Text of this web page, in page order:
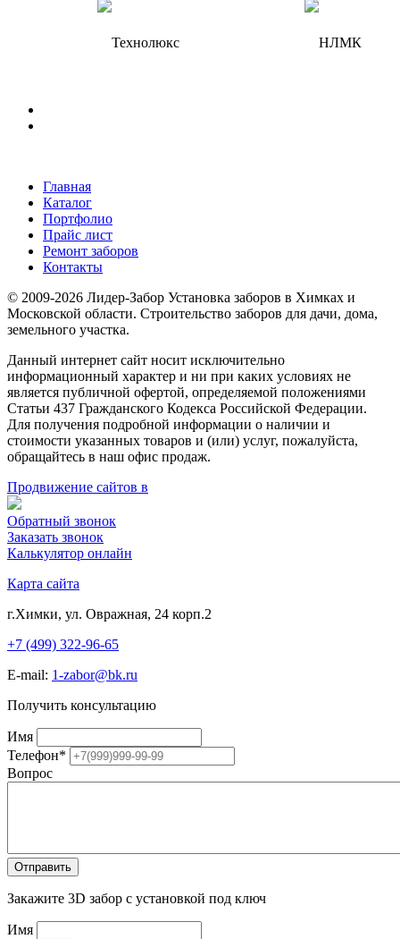
Главная
Каталог
Портфолио
Прайс лист
Ремонт заборов
Контакты
© 2009-2026 Лидер-Забор Установка заборов в Химках и
Московской области. Строительство заборов для дачи, дома,
земельного участка.
Данный интернет сайт носит исключительно
информационный характер и ни при каких условиях не
является публичной офертой, определяемой положениями
Статьи 437 Гражданского Кодекса Российской Федерации.
Для получения подробной информации о наличии и
стоимости указанных товаров и (или) услуг, пожалуйста,
обращайтесь в наш офис продаж.
Продвижение сайтов в
Обратный звонок
Заказать звонок
Калькулятор онлайн
Карта сайта
г.Химки, ул. Овражная, 24 корп.2
+7 (499) 322-96-65
E-mail: 1-zabor@bk.ru
Получить консультацию
Имя
Телефон*
Вопрос
Закажите 3D забор с установкой под ключ
Имя